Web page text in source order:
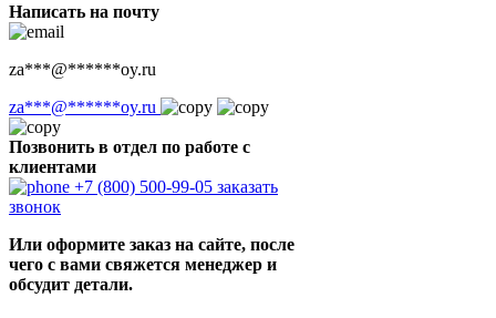
Написать на почту
za***@******oy.ru
za***@******oy.ru
Позвонить в отдел по работе с
клиентами
+7 (800) 500-99-05 заказать
звонок
Или оформите заказ на сайте, после
чего с вами свяжется менеджер и
обсудит детали.